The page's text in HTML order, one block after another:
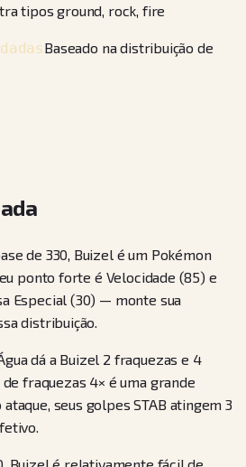
tipos ground, rock, fire
Baseado na distribuição de
de 330, Buizel é um Pokémon
ponto forte é Velocidade (85) e
Especial (30) — monte sua
distribuição.
dá a Buizel 2 fraquezas e 4
fraquezas 4× é uma grande
seus golpes STAB atingem 3